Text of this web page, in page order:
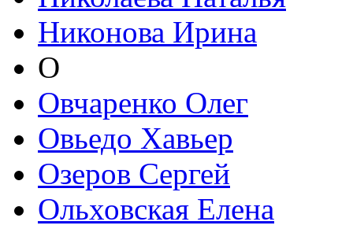
Никонова Ирина
О
Овчаренко Олег
Овьедо Хавьер
Озеров Сергей
Ольховская Елена